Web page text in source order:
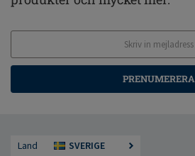
PRENUMERERA
Land SVERIGE